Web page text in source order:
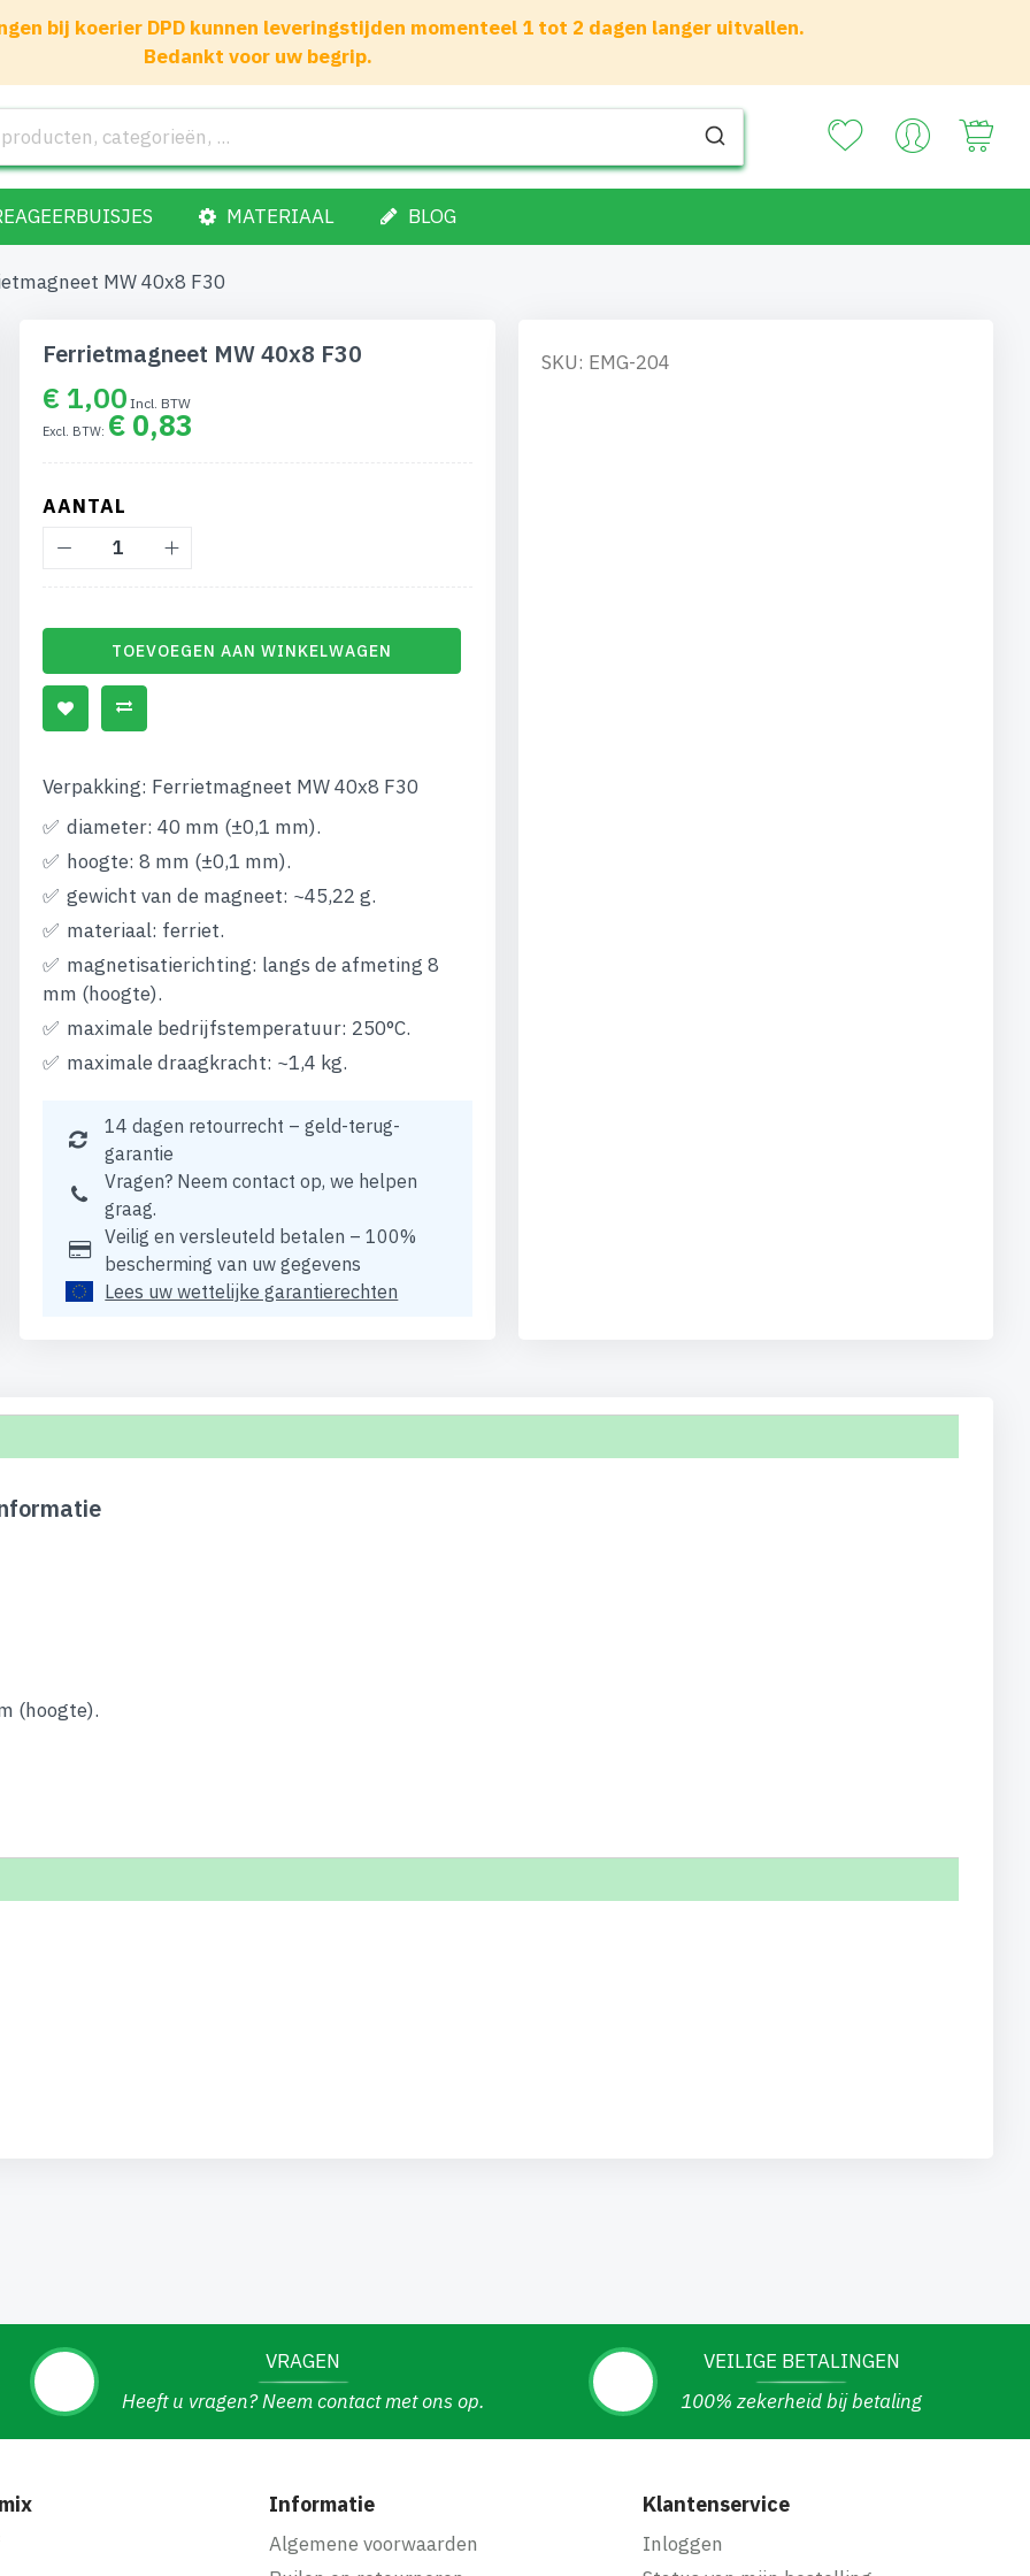
bij koerier DPD kunnen leveringstijden momenteel 1 tot 2 dagen langer uitvallen.
Bedankt voor uw begrip.
MATERIAAL BLOG
MW 40x8 F30
Ferrietmagneet MW 40x8 F30
€ 1,00
€ 0,83
AANTAL
TOEVOEGEN AAN WINKELWAGEN
Verpakking: Ferrietmagneet MW 40x8 F30
diameter: 40 mm (±0,1 mm).
hoogte: 8 mm (±0,1 mm).
gewicht van de magneet: ~45,22 g.
materiaal: ferriet.
magnetisatierichting: langs de afmeting 8
mm (hoogte).
maximale bedrijfstemperatuur: 250°C.
maximale draagkracht: ~1,4 kg.
14 dagen retourrecht – geld-terug-
garantie
Vragen? Neem contact op, we helpen
graag.
Veilig en versleuteld betalen – 100%
bescherming van uw gegevens
Lees uw wettelijke garantierechten
SKU: EMG-204
(hoogte).
VRAGEN
Heeft u vragen? Neem contact met ons op.
VEILIGE BETALINGEN
100% zekerheid bij betaling
Informatie
Algemene voorwaarden
Klantenservice
Inloggen